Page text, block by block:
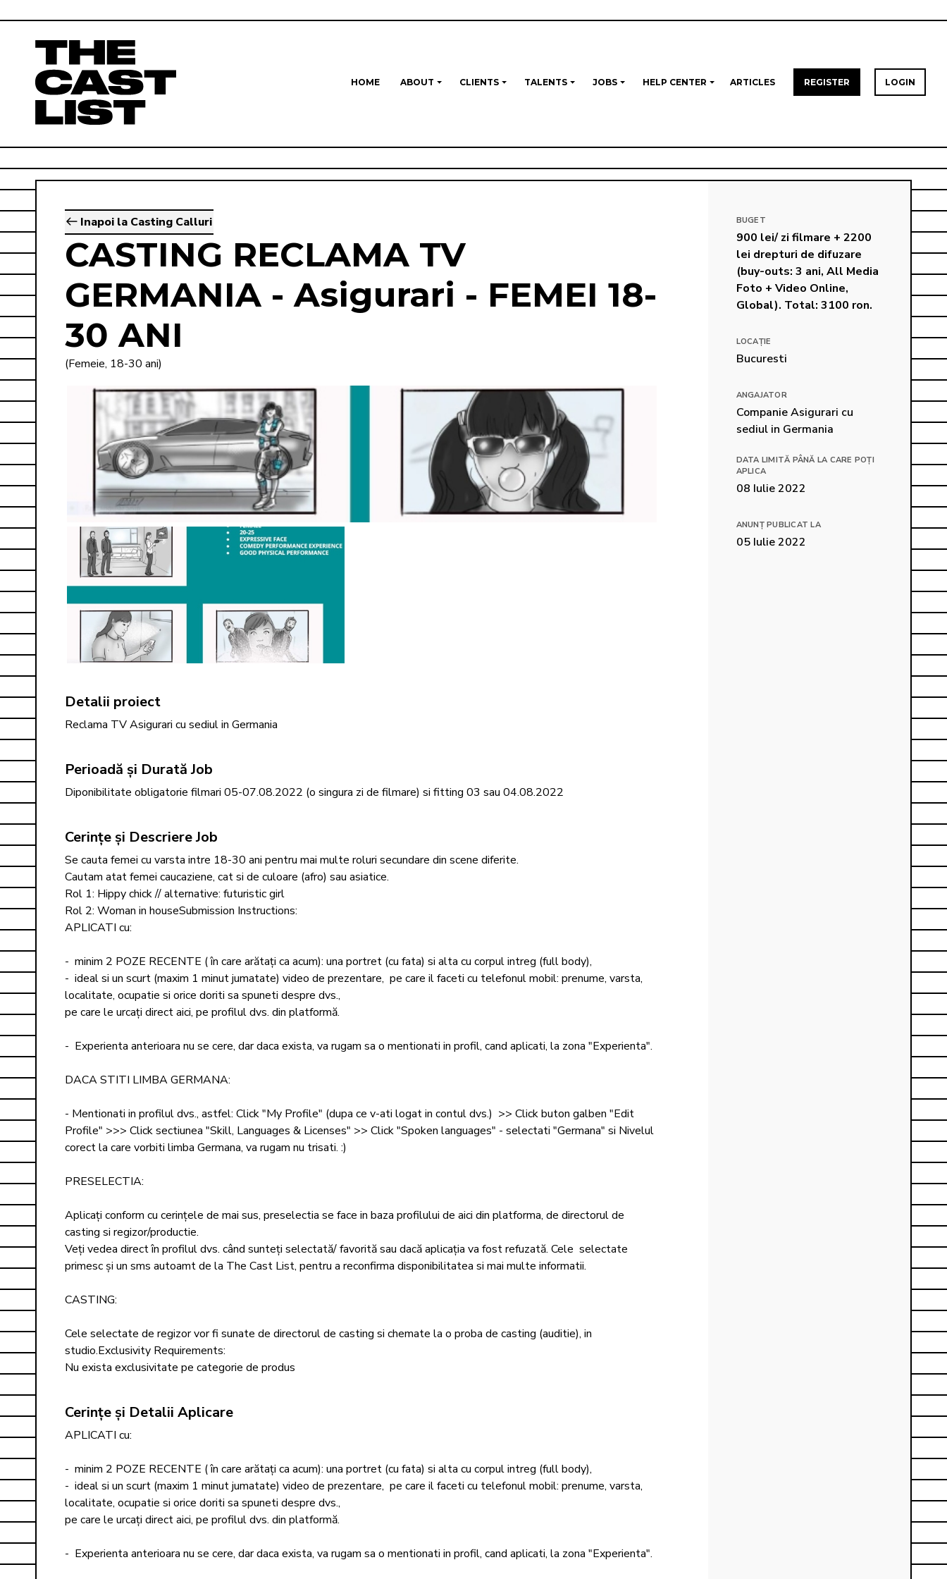
HOME ABOUT CLIENTS TALENTS JOBS HELP CENTER ARTICLES REGISTER LOGIN
Inapoi la Casting Calluri
CASTING RECLAMA TV
GERMANIA - Asigurari - FEMEI 18-
30 ANI
(Femeie, 18-30 ani)
Detalii proiect
Reclama TV Asigurari cu sediul in Germania
Perioadă și Durată Job
Diponibilitate obligatorie filmari 05-07.08.2022 (o singura zi de filmare) si fitting 03 sau 04.08.2022
Cerințe și Descriere Job
Se cauta femei cu varsta intre 18-30 ani pentru mai multe roluri secundare din scene diferite.
Cautam atat femei caucaziene, cat si de culoare (afro) sau asiatice.
Rol 1: Hippy chick // alternative: futuristic girl
Rol 2: Woman in houseSubmission Instructions:
APLICATI cu:
-  minim 2 POZE RECENTE ( în care arătați ca acum): una portret (cu fata) si alta cu corpul intreg (full body),
-  ideal si un scurt (maxim 1 minut jumatate) video de prezentare,  pe care il faceti cu telefonul mobil: prenume, varsta,
localitate, ocupatie si orice doriti sa spuneti despre dvs.,
pe care le urcați direct aici, pe profilul dvs. din platformă.
-  Experienta anterioara nu se cere, dar daca exista, va rugam sa o mentionati in profil, cand aplicati, la zona "Experienta".
DACA STITI LIMBA GERMANA:
- Mentionati in profilul dvs., astfel: Click "My Profile" (dupa ce v-ati logat in contul dvs.)  >> Click buton galben "Edit
Profile" >>> Click sectiunea "Skill, Languages & Licenses" >> Click "Spoken languages" - selectati "Germana" si Nivelul
corect la care vorbiti limba Germana, va rugam nu trisati. :)
PRESELECTIA:
Aplicați conform cu cerințele de mai sus, preselectia se face in baza profilului de aici din platforma, de directorul de
casting si regizor/productie.
Veți vedea direct în profilul dvs. când sunteți selectată/ favorită sau dacă aplicația va fost refuzată. Cele  selectate
primesc și un sms autoamt de la The Cast List, pentru a reconfirma disponibilitatea si mai multe informatii.
CASTING:
Cele selectate de regizor vor fi sunate de directorul de casting si chemate la o proba de casting (auditie), in
studio.Exclusivity Requirements:
Nu exista exclusivitate pe categorie de produs
Cerințe și Detalii Aplicare
APLICATI cu:
-  minim 2 POZE RECENTE ( în care arătați ca acum): una portret (cu fata) si alta cu corpul intreg (full body),
-  ideal si un scurt (maxim 1 minut jumatate) video de prezentare,  pe care il faceti cu telefonul mobil: prenume, varsta,
localitate, ocupatie si orice doriti sa spuneti despre dvs.,
pe care le urcați direct aici, pe profilul dvs. din platformă.
-  Experienta anterioara nu se cere, dar daca exista, va rugam sa o mentionati in profil, cand aplicati, la zona "Experienta".
BUGET
900 lei/ zi filmare + 2200
lei drepturi de difuzare
(buy-outs: 3 ani, All Media
Foto + Video Online,
Global). Total: 3100 ron.
LOCAȚIE
Bucuresti
ANGAJATOR
Companie Asigurari cu
sediul in Germania
DATA LIMITĂ PÂNĂ LA CARE POȚI
APLICA
08 Iulie 2022
ANUNȚ PUBLICAT LA
05 Iulie 2022